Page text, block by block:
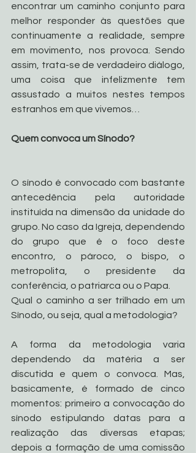
encontrar um caminho conjunto para
melhor responder às questões que
continuamente a realidade, sempre
em movimento, nos provoca. Sendo
assim, trata-se de verdadeiro diálogo,
uma coisa que infelizmente tem
assustado a muitos nestes tempos
estranhos em que vivemos…
Quem convoca um Sínodo?
O sínodo é convocado com bastante
antecedência pela autoridade
instituída na dimensão da unidade do
grupo. No caso da Igreja, dependendo
do grupo que é o foco deste
encontro, o pároco, o bispo, o
metropolita, o presidente da
conferência, o patriarca ou o Papa.
Qual o caminho a ser trilhado em um
Sínodo, ou seja, qual a metodologia?
A forma da metodologia varia
dependendo da matéria a ser
discutida e quem o convoca. Mas,
basicamente, é formado de cinco
momentos: primeiro a convocação do
sínodo estipulando datas para a
realização das diversas etapas;
depois a formação de uma comissão